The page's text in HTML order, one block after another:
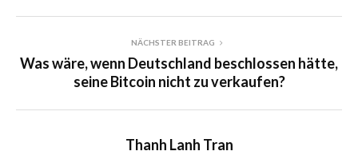
NÄCHSTER BEITRAG
Was wäre, wenn Deutschland beschlossen hätte,
seine Bitcoin nicht zu verkaufen?
Thanh Lanh Tran